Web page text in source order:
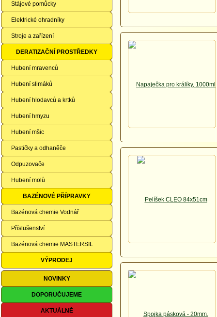
Stájové pomůcky
Elektrické ohradníky
Stroje a zařízení
DERATIZAČNÍ PROSTŘEDKY
Hubení mravenců
Hubení slimáků
Hubení hlodavců a krtků
Hubení hmyzu
Hubení mšic
Pastičky a odhaněče
Odpuzovače
Hubení molů
BAZÉNOVÉ PŘÍPRAVKY
Bazénová chemie Vodnář
Příslušenství
Bazénová chemie MASTERSIL
VÝPRODEJ
NOVINKY
DOPORUČUJEME
AKTUÁLNĚ